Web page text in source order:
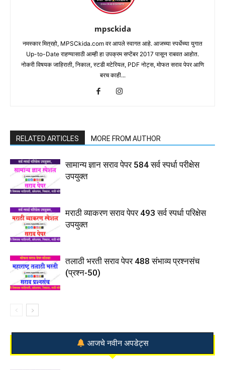
mpsckida
नमस्कार मित्रहो, MPSCkida.com वर आपले स्वागत आहे. आजच्या स्पर्धेच्या युगात
Up-to-Date राहण्यासाठी आम्ही हा उपक्रम सप्टेंबर 2017 पासून राबवत आहोत.
नोकरी विषयक जाहिराती, निकाल, स्टडी मटेरियल, PDF नोट्स, मोफत सराव पेपर आणि
बरच काही...
RELATED ARTICLES MORE FROM AUTHOR
सामान्य ज्ञान सराव पेपर 584 सर्व स्पर्धा परीक्षेस
उपयुक्त
मराठी व्याकरण सराव पेपर 493 सर्व स्पर्धा परिक्षेस
उपयुक्त
तलाठी भरती सराव पेपर 488 संभाव्य प्रश्नसंच
(प्रश्न-50)
आजचे नवीन अपडेट्स